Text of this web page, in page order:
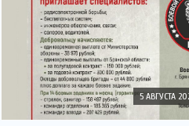
5 АВГУСТА